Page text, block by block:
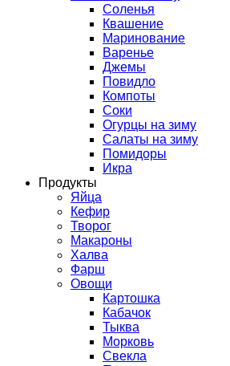
Соленья
Квашение
Маринование
Варенье
Джемы
Повидло
Компоты
Соки
Огурцы на зиму
Салаты на зиму
Помидоры
Икра
Продукты
Яйца
Кефир
Творог
Макароны
Халва
Фарш
Овощи
Картошка
Кабачок
Тыква
Морковь
Свекла